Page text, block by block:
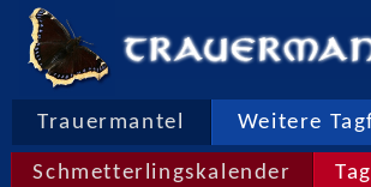
Trauermantel Weitere
Schmetterlingskalender